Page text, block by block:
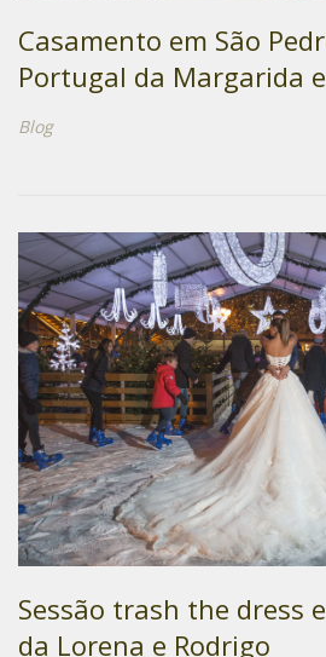
Casamento em São
Portugal da Margarida
Blog
Sessão trash the dress
da Lorena e Rodrigo